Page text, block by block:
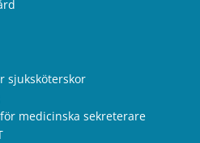
sjuksköterskor
medicinska sekreterare